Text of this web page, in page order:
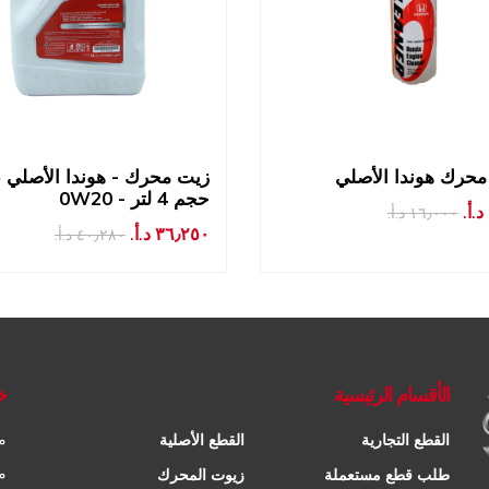
زيت محرك - هوندا الأصلي
0W20 - حجم 4 لتر
٤٠٫٢٨٠ د.أ.‏ ٣٦٫٢٥٠ د.أ.‏
هوندا الأصلي
١٦٫٠٠٠ د.أ.‏
الأقسام الرئيسية
القطع التجارية
القطع الأصلية
طلب قطع مستعملة
زيوت المحرك